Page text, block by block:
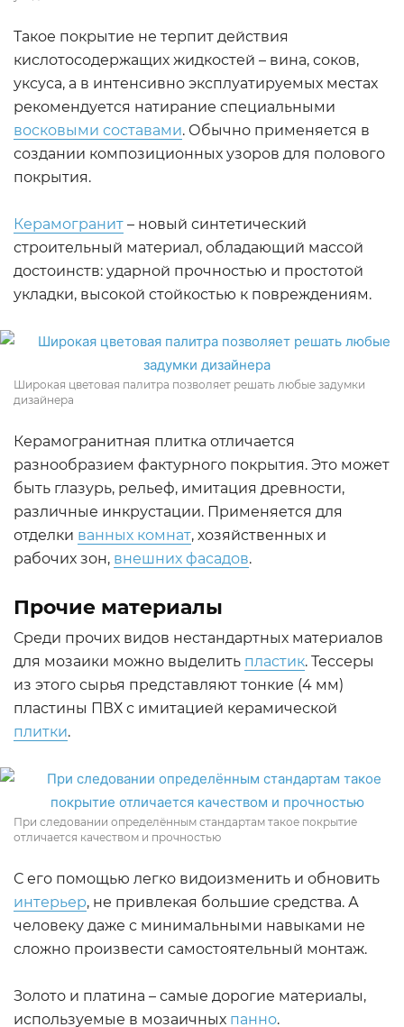
Такое покрытие не терпит действия
кислотосодержащих жидкостей – вина, соков,
уксуса, а в интенсивно эксплуатируемых местах
рекомендуется натирание специальными
восковыми составами. Обычно применяется в
создании композиционных узоров для полового
покрытия.
Керамогранит – новый синтетический
строительный материал, обладающий массой
достоинств: ударной прочностью и простотой
укладки, высокой стойкостью к повреждениям.
Широкая цветовая палитра позволяет решать любые задумки
дизайнера
Керамогранитная плитка отличается
разнообразием фактурного покрытия. Это может
быть глазурь, рельеф, имитация древности,
различные инкрустации. Применяется для
отделки ванных комнат, хозяйственных и
рабочих зон, внешних фасадов.
Прочие материалы
Среди прочих видов нестандартных материалов
для мозаики можно выделить пластик. Тессеры
из этого сырья представляют тонкие (4 мм)
пластины ПВХ с имитацией керамической
плитки.
При следовании определённым стандартам такое покрытие
отличается качеством и прочностью
С его помощью легко видоизменить и обновить
интерьер, не привлекая большие средства. А
человеку даже с минимальными навыками не
сложно произвести самостоятельный монтаж.
Золото и платина – самые дорогие материалы,
используемые в мозаичных панно.